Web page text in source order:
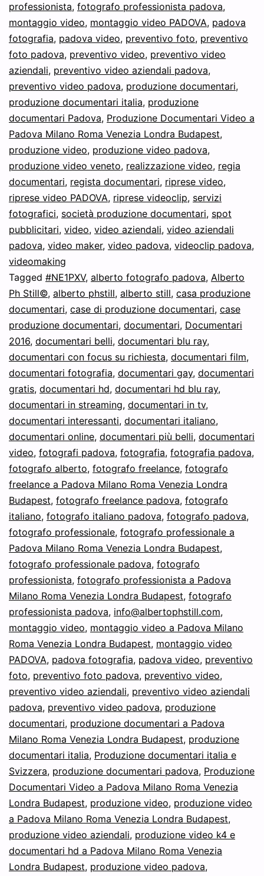
professionista, fotografo professionista padova,
montaggio video, montaggio video PADOVA, padova
fotografia, padova video, preventivo foto, preventivo
foto padova, preventivo video, preventivo video
aziendali, preventivo video aziendali padova,
preventivo video padova, produzione documentari,
produzione documentari italia, produzione
documentari Padova, Produzione Documentari Video a
Padova Milano Roma Venezia Londra Budapest,
produzione video, produzione video padova,
produzione video veneto, realizzazione video, regia
documentari, regista documentari, riprese video,
riprese video PADOVA, riprese videoclip, servizi
fotografici, società produzione documentari, spot
pubblicitari, video, video aziendali, video aziendali
padova, video maker, video padova, videoclip padova,
videomaking
Tagged #NE1PXV, alberto fotografo padova, Alberto
Ph Still©, alberto phstill, alberto still, casa produzione
documentari, case di produzione documentari, case
produzione documentari, documentari, Documentari
2016, documentari belli, documentari blu ray,
documentari con focus su richiesta, documentari film,
documentari fotografia, documentari gay, documentari
gratis, documentari hd, documentari hd blu ray,
documentari in streaming, documentari in tv,
documentari interessanti, documentari italiano,
documentari online, documentari più belli, documentari
video, fotografi padova, fotografia, fotografia padova,
fotografo alberto, fotografo freelance, fotografo
freelance a Padova Milano Roma Venezia Londra
Budapest, fotografo freelance padova, fotografo
italiano, fotografo italiano padova, fotografo padova,
fotografo professionale, fotografo professionale a
Padova Milano Roma Venezia Londra Budapest,
fotografo professionale padova, fotografo
professionista, fotografo professionista a Padova
Milano Roma Venezia Londra Budapest, fotografo
professionista padova, info@albertophstill.com,
montaggio video, montaggio video a Padova Milano
Roma Venezia Londra Budapest, montaggio video
PADOVA, padova fotografia, padova video, preventivo
foto, preventivo foto padova, preventivo video,
preventivo video aziendali, preventivo video aziendali
padova, preventivo video padova, produzione
documentari, produzione documentari a Padova
Milano Roma Venezia Londra Budapest, produzione
documentari italia, Produzione documentari italia e
Svizzera, produzione documentari padova, Produzione
Documentari Video a Padova Milano Roma Venezia
Londra Budapest, produzione video, produzione video
a Padova Milano Roma Venezia Londra Budapest,
produzione video aziendali, produzione video k4 e
documentari hd a Padova Milano Roma Venezia
Londra Budapest, produzione video padova,